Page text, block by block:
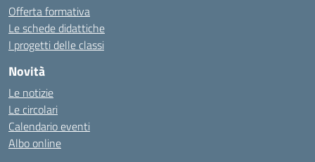
Offerta formativa
Le schede didattiche
I progetti delle classi
Novità
Le notizie
Le circolari
Calendario eventi
Albo online